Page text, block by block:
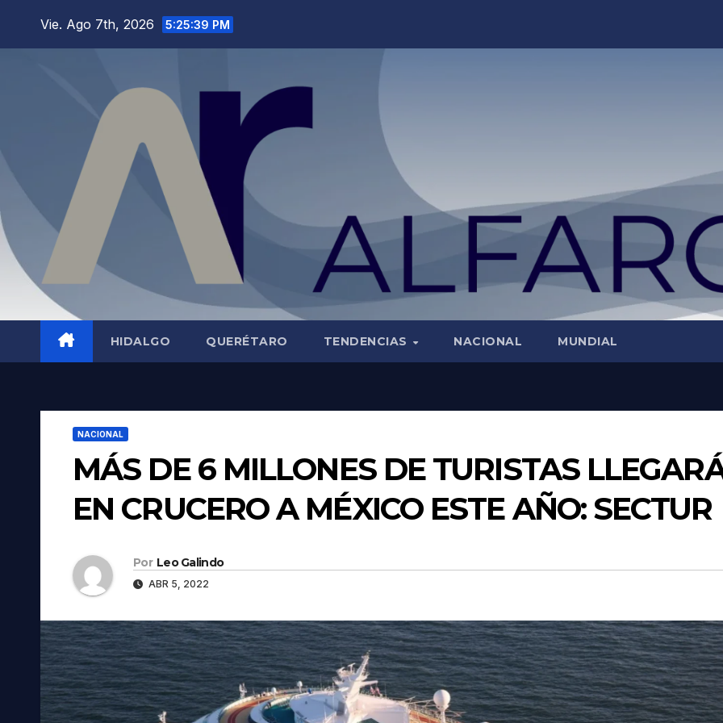
Vie. Ago 7th, 2026 5:25:40 PM
HIDALGO QUERÉTARO TENDENCIAS NACIONAL MUNDIAL
NACIONAL
MÁS DE 6 MILLONES DE TURISTAS
EN CRUCERO A MÉXICO ESTE AÑO: SECTUR
Por Leo Galindo
ABR 5, 2022